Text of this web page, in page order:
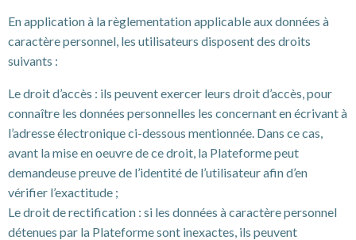
En application à la règlementation applicable aux données à
caractère personnel, les utilisateurs disposent des droits
suivants :
Le droit d’accès : ils peuvent exercer leurs droit d’accès, pour
connaître les données personnelles les concernant en écrivant à
l’adresse électronique ci-dessous mentionnée. Dans ce cas,
avant la mise en oeuvre de ce droit, la Plateforme peut
demandeuse preuve de l’identité de l’utilisateur afin d’en
vérifier l’exactitude ;
Le droit de rectification : si les données à caractère personnel
détenues par la Plateforme sont inexactes, ils peuvent